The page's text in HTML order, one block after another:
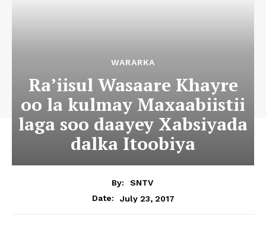
WARARKA
Ra’iisul Wasaare Khayre
oo la kulmay Maxaabiistii
laga soo daayey Xabsiyada
dalka Itoobiya
By:
SNTV
Date:
July 23, 2017